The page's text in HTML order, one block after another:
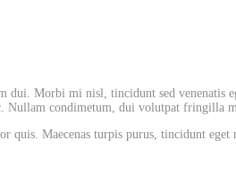
dui. Morbi mi nisl, tincidunt sed venenatis
Nullam condimetum, dui volutpat fringilla
quis. Maecenas turpis purus, tincidunt